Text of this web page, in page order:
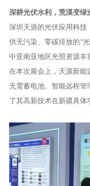
深耕光伏水利，荒漠变绿
深圳天源的光伏应用科技
供无污染、零碳排放的“
中亚南亚地区光照资源丰
在本次展会上，天源新能
无需蓄电池、智能远程管
了其高新技术在新疆具体